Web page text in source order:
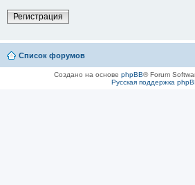
Регистрация
Список форумов
Создано на основе phpBB® Forum
Русская поддержка